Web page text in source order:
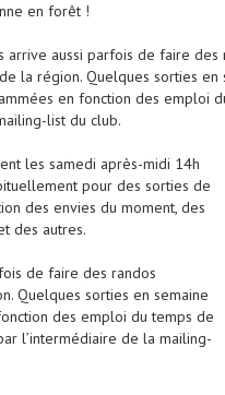
en forêt !
arrive aussi parfois de faire
la région. Quelques sorties
en fonction des emploi
list du club.
les samedi après-midi 14h
pour des sorties de
des envies du moment, des
des autres.
de faire des randos
Quelques sorties en semaine
des emploi du temps de
l’intermédiaire de la mailing-